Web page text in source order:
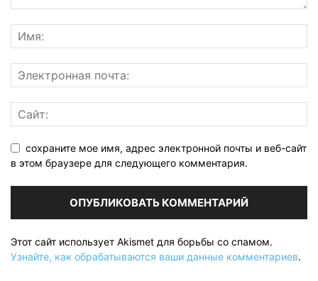
сохраните мое имя, адрес электронной почты и веб-сайт
в этом браузере для следующего комментария.
Этот сайт использует Akismet для борьбы со спамом.
Узнайте, как обрабатываются ваши данные комментариев.